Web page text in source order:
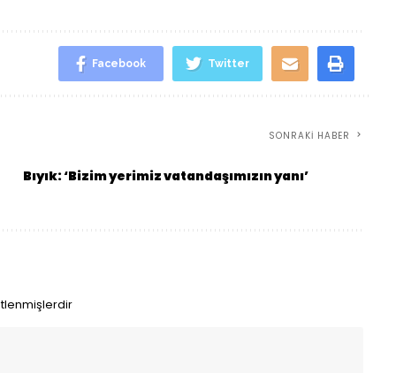
Facebook Twitter
SONRAKI HABER
Bıyık: ‘Bizim yerimiz vatandaşımızın yanı’